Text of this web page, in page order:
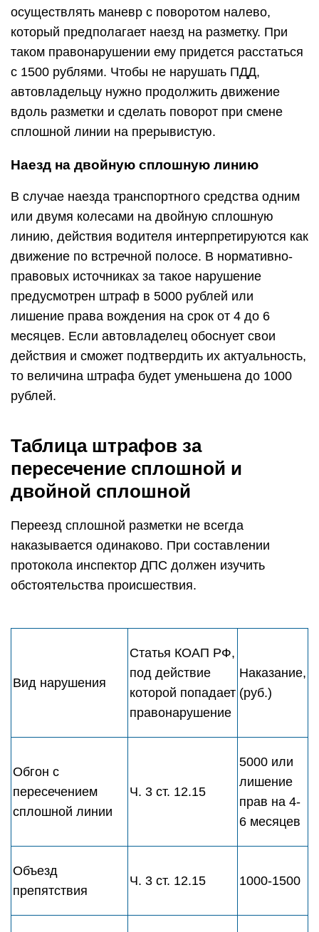
осуществлять маневр с поворотом налево,
который предполагает наезд на разметку. При
таком правонарушении ему придется расстаться
с 1500 рублями. Чтобы не нарушать ПДД,
автовладельцу нужно продолжить движение
вдоль разметки и сделать поворот при смене
сплошной линии на прерывистую.
Наезд на двойную сплошную линию
В случае наезда транспортного средства одним
или двумя колесами на двойную сплошную
линию, действия водителя интерпретируются как
движение по встречной полосе. В нормативно-
правовых источниках за такое нарушение
предусмотрен штраф в 5000 рублей или
лишение права вождения на срок от 4 до 6
месяцев. Если автовладелец обоснует свои
действия и сможет подтвердить их актуальность,
то величина штрафа будет уменьшена до 1000
рублей.
Таблица штрафов за
пересечение сплошной и
двойной сплошной
Переезд сплошной разметки не всегда
наказывается одинаково. При составлении
протокола инспектор ДПС должен изучить
обстоятельства происшествия.
Вид нарушения
Статья КОАП РФ,
под действие
которой попадает
правонарушение
Наказание,
(руб.)
Обгон с
пересечением
сплошной линии
Ч. 3 ст. 12.15
5000 или
лишение
прав на 4-
6 месяцев
Объезд
препятствия
Ч. 3 ст. 12.15 1000-1500